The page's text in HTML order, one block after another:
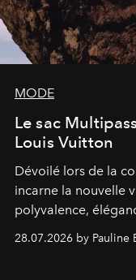
MODE
Le sac
Louis Vuitton
Dévoilé lors de la
incarne la nouvelle
polyvalence,
28.07.2026 by Pauline